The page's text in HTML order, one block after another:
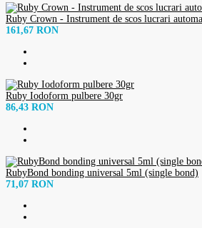
Ruby Crown - Instrument de scos lucrari
161,67 RON
Ruby Iodoform pulbere 30gr
86,43 RON
RubyBond bonding universal 5ml (single bond)
71,07 RON